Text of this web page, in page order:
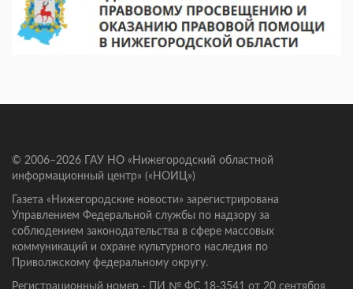
© 2006–2026 ГАУ НО «Нижегородский областной
информационный центр» («НОИЦ»)
Газета «Нижегородские новости» зарегистрирована
Управлением Федеральной службы по надзору за
соблюдением законодательства в сфере массовых
коммуникаций и охране культурного наследия по
Приволжскому федеральному округу.